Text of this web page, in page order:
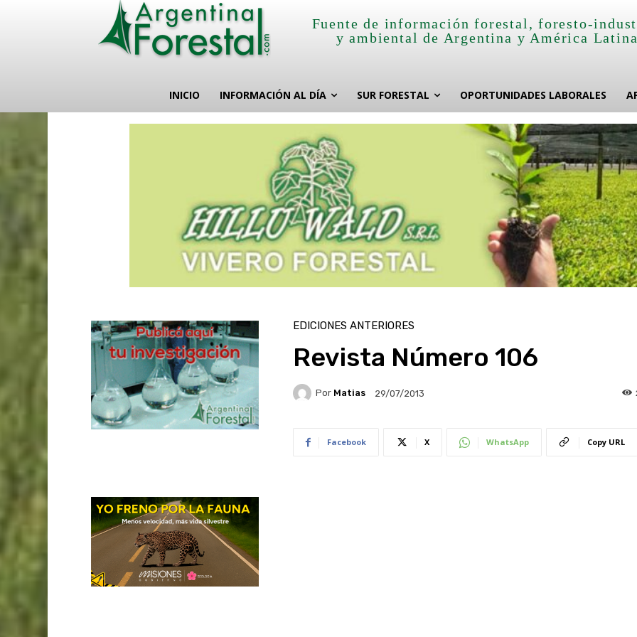
Fuente de información forestal, foresto-
y ambiental de Argentina y América
INICIO INFORMACIÓN AL DÍA SUR FORESTAL OPORTUNIDADES LABORALES
EDICIONES ANTERIORES
Revista Número 106
Por Matias 29/07/2013
Facebook X WhatsApp Copy URL